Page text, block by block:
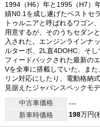
1994（H6）年と1995（H7）
績N0.1を成し遂げたベストセ
トゥルニアと呼ばれるワゴン
用意するが、そのうちセダン
入された。エンジンラインナ
ルターボ、2L直4DOHC、そ
フィードバックされた最新の
Vを全車に搭載していた。ま
リン対応にしたり、電動格納
見据えたジャパンスペックモ
中古車価格
---
新車時価格
198万円(